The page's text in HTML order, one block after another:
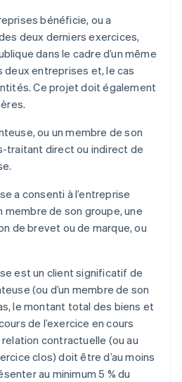
bénéficie, ou a
deux derniers exercices,
dans le cadre d’un même
entreprises et, le cas
Ce projet doit également
ou un membre de son
traitant direct ou indirect de
a consenti à l’entreprise
membre de son groupe, une
de brevet ou de marque, ou
est un client significatif de
(ou d’un membre de son
le montant total des biens et
de l’exercice en cours
relation contractuelle (ou au
clos) doit être d’au moins
au minimum 5 % du